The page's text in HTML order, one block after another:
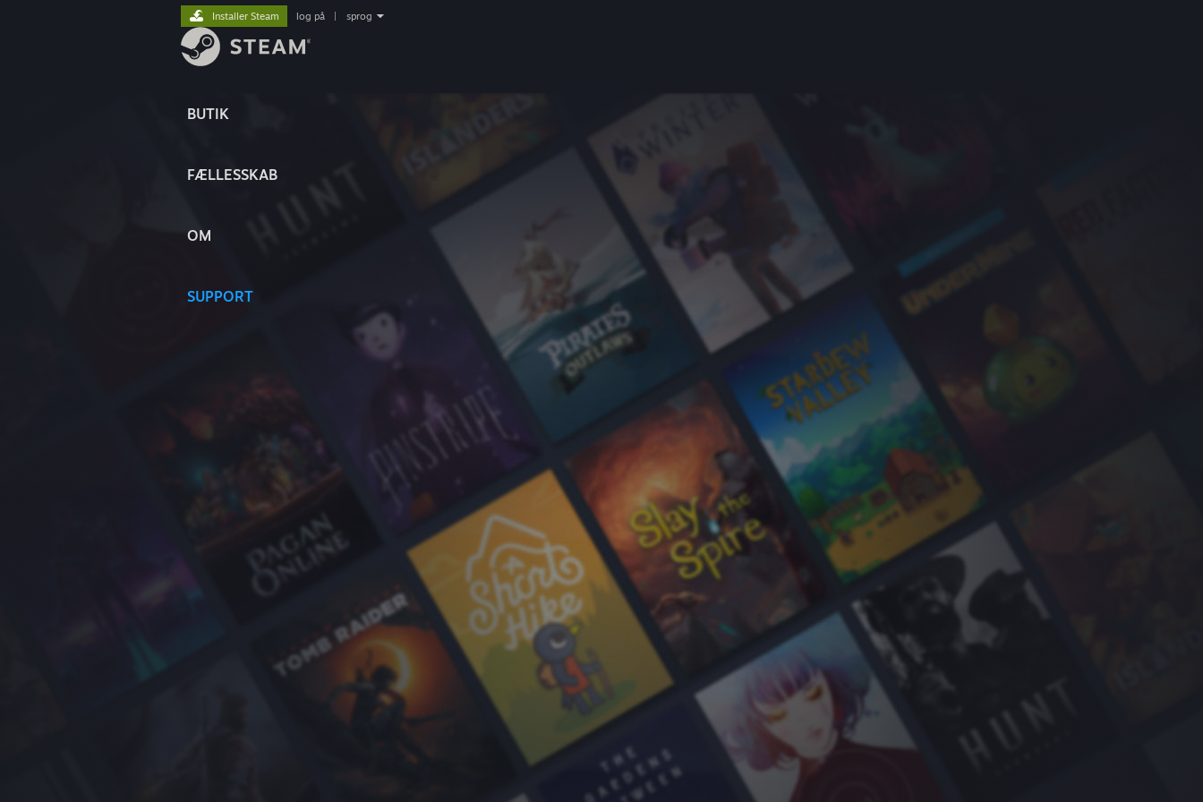
BUTIK
FÆLLESSKAB
OM
SUPPORT
Installer Steam log på sprog